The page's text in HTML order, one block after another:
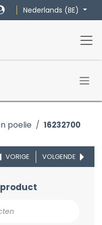
Nederlands (BE)
poelie 16232700
VORIGE VOLGENDE
product